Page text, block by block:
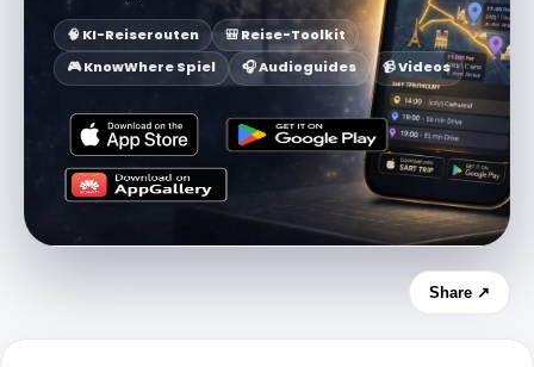
🧠 KI-Reiserouten
🎒 Reise-Toolkit
🎮 KnowWhere Spiel
🎧 Audioguides 📹 Videos
Share ↗